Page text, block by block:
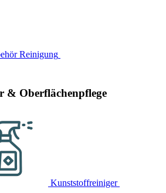
Reinigung
& Oberflächenpflege
Kunststoffreiniger